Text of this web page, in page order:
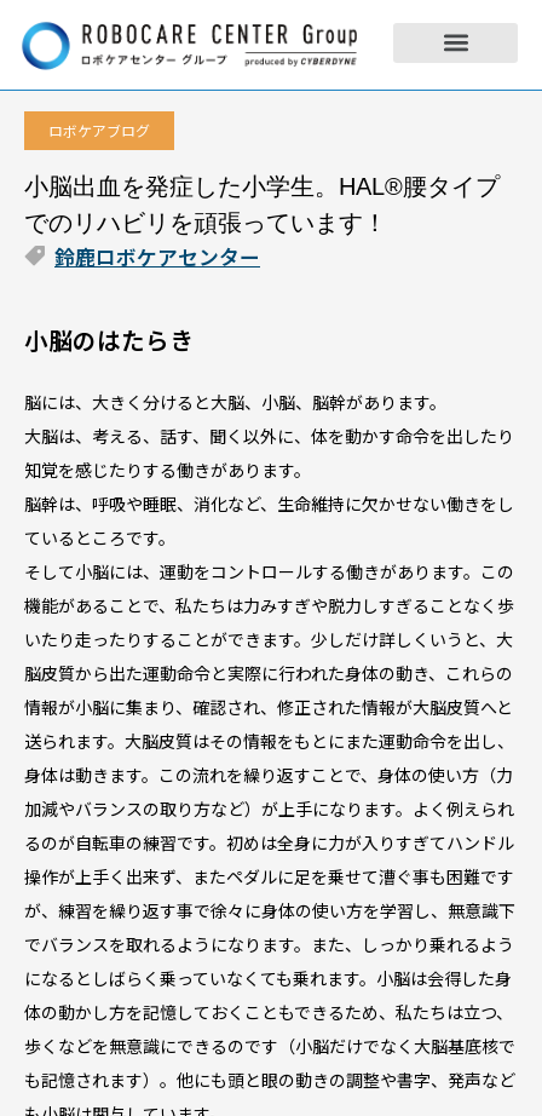
ロボケアブログ
小脳出血を発症した小学生。HAL®︎腰タイプ
でのリハビリを頑張っています！
鈴鹿ロボケアセンター
小脳のはたらき
脳には、大きく分けると大脳、小脳、脳幹があります。
大脳は、考える、話す、聞く以外に、体を動かす命令を出したり
知覚を感じたりする働きがあります。
脳幹は、呼吸や睡眠、消化など、生命維持に欠かせない働きをし
ているところです。
そして小脳には、運動をコントロールする働きがあります。この
機能があることで、私たちは力みすぎや脱力しすぎることなく歩
いたり走ったりすることができます。少しだけ詳しくいうと、大
脳皮質から出た運動命令と実際に行われた身体の動き、これらの
情報が小脳に集まり、確認され、修正された情報が大脳皮質へと
送られます。大脳皮質はその情報をもとにまた運動命令を出し、
身体は動きます。この流れを繰り返すことで、身体の使い方（力
加減やバランスの取り方など）が上手になります。よく例えられ
るのが自転車の練習です。初めは全身に力が入りすぎてハンドル
操作が上手く出来ず、またペダルに足を乗せて漕ぐ事も困難です
が、練習を繰り返す事で徐々に身体の使い方を学習し、無意識下
でバランスを取れるようになります。また、しっかり乗れるよう
になるとしばらく乗っていなくても乗れます。小脳は会得した身
体の動かし方を記憶しておくこともできるため、私たちは立つ、
歩くなどを無意識にできるのです（小脳だけでなく大脳基底核で
も記憶されます）。他にも頭と眼の動きの調整や書字、発声など